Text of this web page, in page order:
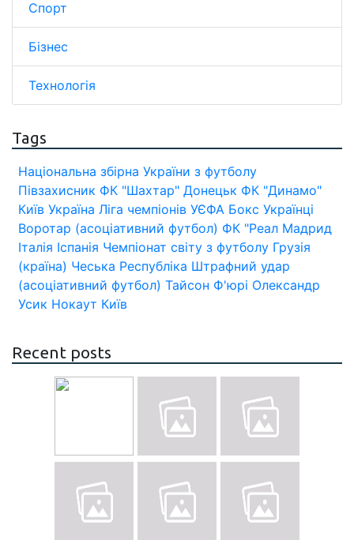
Спорт
Бізнес
Технологія
Tags
Національна збірна України з футболу
Півзахисник ФК "Шахтар" Донецьк ФК "Динамо"
Київ Україна Ліга чемпіонів УЄФА Бокс Українці
Воротар (асоціативний футбол) ФК "Реал Мадрид
Італія Іспанія Чемпіонат світу з футболу Грузія
(країна) Чеська Республіка Штрафний удар
(асоціативний футбол) Тайсон Ф'юрі Олександр
Усик Нокаут Київ
Recent posts